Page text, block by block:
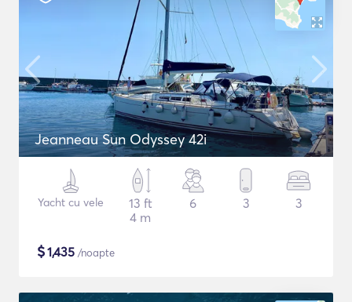
Jeanneau Sun Odyssey 42i
Yacht cu vele
13 ft
4 m
6 3 3
$1,435 /noapte